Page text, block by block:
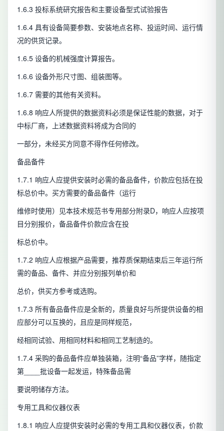
1.6.3 投标系统研究报告和主要设备型式试验报告
1.6.4 具有设备简要参数、安装地点名称、投运时间、运行情
况的供货记录。
1.6.5 设备的机械强度计算报告。
1.6.6 设备外形尺寸图、组装图等。
1.6.7 需要的其他有关资料。
1.6.8 响应人所提供的数据资料必须是保证性能的数据，对于
中标厂商，上述数据资料将成为合同的
一部分，未经买方同意不得作任何修改。
备品备件
1.7.1 响应人应提供安装时必需的备品备件，价款应包括在投
标总价中。买方需要的备品备件（运行
维修时使用）见本技术规范书专用部分附录D，响应人应按项
目分别报价，备品备件价款应含在投
标总价中。
1.7.2 响应人应根据产品需要，推荐质保期结束后三年运行所
需的备品、备件、并应分别报列单价和
总价，供买方参考或选购。
1.7.3 所有备品备件应是全新的，质量良好与所提供设备的相
应部分可以互换的，且应是同样规范，
经相同试验、用相同材料和相同工艺制造的。
1.7.4 采购的备品备件应单独装箱，注明“备品”字样，随指定
第____批设备一起发运，特殊备品需
要说明储存方法。
专用工具和仪器仪表
1.8.1 响应人应提供安装时必需的专用工具和仪器仪表，价款